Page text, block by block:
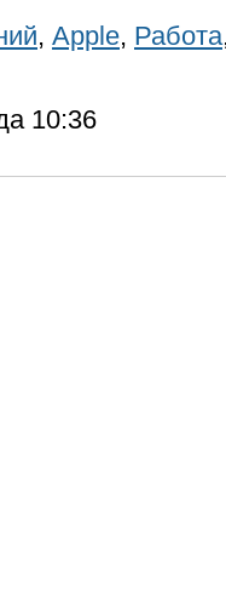
, Apple, Работа
10:36